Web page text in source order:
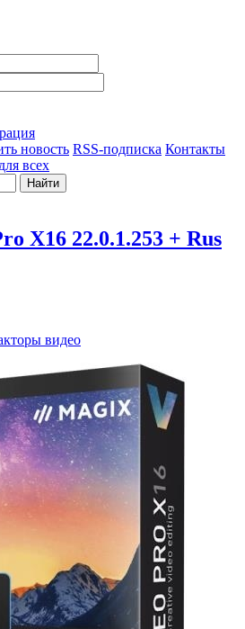
новость RSS-подписка Контакты
всех
Найти
X16 22.0.1.253 + Rus
видео